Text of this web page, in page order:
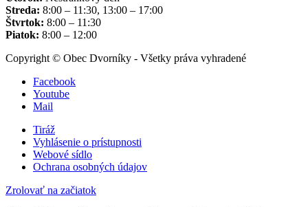
Streda: 8:00 – 11:30, 13:00 – 17:00
Štvrtok: 8:00 – 11:30
Piatok: 8:00 – 12:00
Copyright © Obec Dvorníky - Všetky práva vyhradené
Facebook
Youtube
Mail
Tiráž
Vyhlásenie o prístupnosti
Webové sídlo
Ochrana osobných údajov
Zrolovať na začiatok